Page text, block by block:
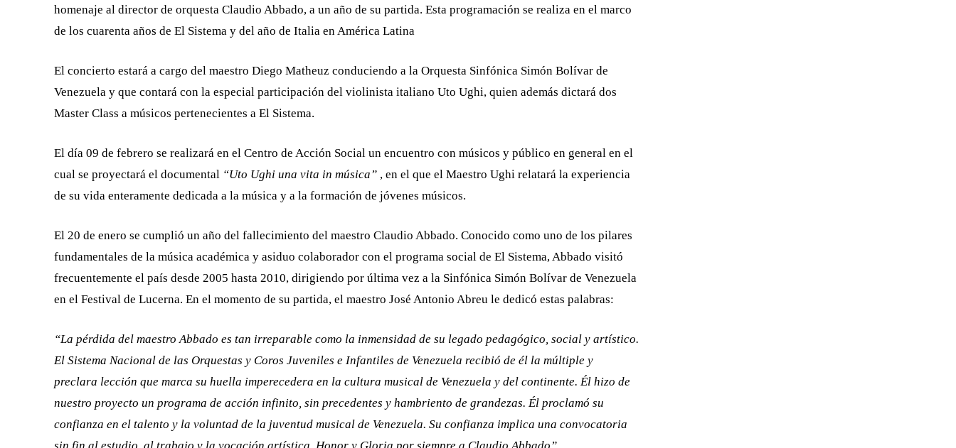
homenaje al director de orquesta Claudio Abbado, a un año de su partida. Esta programación se realiza en el marco
de los cuarenta años de El Sistema y del año de Italia en América Latina
El concierto estará a cargo del maestro Diego Matheuz conduciendo a la Orquesta Sinfónica Simón Bolívar de
Venezuela y que contará con la especial participación del violinista italiano Uto Ughi, quien además dictará dos
Master Class a músicos pertenecientes a El Sistema.
El día 09 de febrero se realizará en el Centro de Acción Social un encuentro con músicos y público en general en el
cual se proyectará el documental “Uto Ughi una vita in música” , en el que el Maestro Ughi relatará la experiencia
de su vida enteramente dedicada a la música y a la formación de jóvenes músicos.
El 20 de enero se cumplió un año del fallecimiento del maestro Claudio Abbado. Conocido como uno de los pilares
fundamentales de la música académica y asiduo colaborador con el programa social de El Sistema, Abbado visitó
frecuentemente el país desde 2005 hasta 2010, dirigiendo por última vez a la Sinfónica Simón Bolívar de Venezuela
en el Festival de Lucerna. En el momento de su partida, el maestro José Antonio Abreu le dedicó estas palabras:
“La pérdida del maestro Abbado es tan irreparable como la inmensidad de su legado pedagógico, social y artístico.
El Sistema Nacional de las Orquestas y Coros Juveniles e Infantiles de Venezuela recibió de él la múltiple y
preclara lección que marca su huella imperecedera en la cultura musical de Venezuela y del continente. Él hizo de
nuestro proyecto un programa de acción infinito, sin precedentes y hambriento de grandezas. Él proclamó su
confianza en el talento y la voluntad de la juventud musical de Venezuela. Su confianza implica una convocatoria